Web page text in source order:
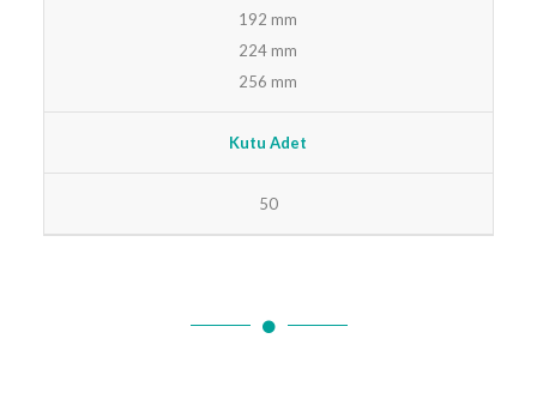
192 mm
224 mm
256 mm
Kutu Adet
50